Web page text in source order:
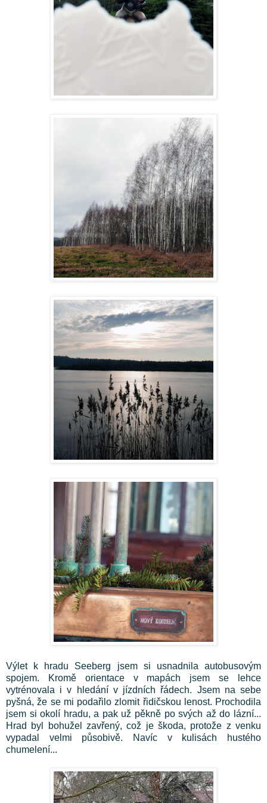
Výlet k hradu Seeberg jsem si usnadnila autobusovým
spojem. Kromě orientace v mapách jsem se lehce
vytrénovala i v hledání v jízdních řádech. Jsem na sebe
pyšná, že se mi podařilo zlomit řidičskou lenost. Prochodila
jsem si okolí hradu, a pak už pěkně po svých až do lázní...
Hrad byl bohužel zavřený, což je škoda, protože z venku
vypadal velmi působivě. Navíc v kulisách hustého
chumelení...